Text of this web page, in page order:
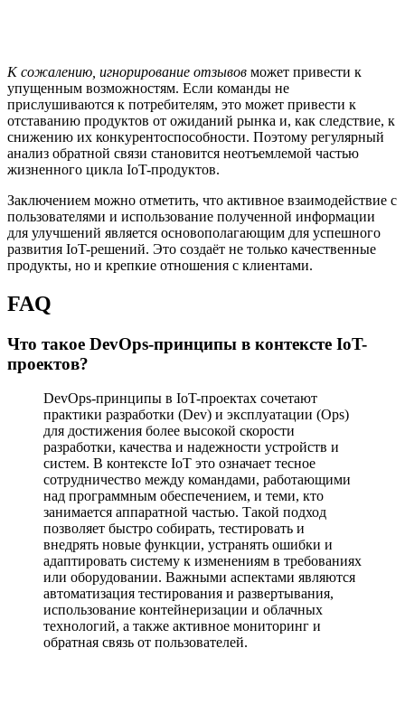
К сожалению, игнорирование отзывов может привести к
упущенным возможностям. Если команды не
прислушиваются к потребителям, это может привести к
отставанию продуктов от ожиданий рынка и, как следствие, к
снижению их конкурентоспособности. Поэтому регулярный
анализ обратной связи становится неотъемлемой частью
жизненного цикла IoT-продуктов.
Заключением можно отметить, что активное взаимодействие с
пользователями и использование полученной информации
для улучшений является основополагающим для успешного
развития IoT-решений. Это создаёт не только качественные
продукты, но и крепкие отношения с клиентами.
FAQ
Что такое DevOps-принципы в контексте IoT-
проектов?
DevOps-принципы в IoT-проектах сочетают
практики разработки (Dev) и эксплуатации (Ops)
для достижения более высокой скорости
разработки, качества и надежности устройств и
систем. В контексте IoT это означает тесное
сотрудничество между командами, работающими
над программным обеспечением, и теми, кто
занимается аппаратной частью. Такой подход
позволяет быстро собирать, тестировать и
внедрять новые функции, устранять ошибки и
адаптировать систему к изменениям в требованиях
или оборудовании. Важными аспектами являются
автоматизация тестирования и развертывания,
использование контейнеризации и облачных
технологий, а также активное мониторинг и
обратная связь от пользователей.